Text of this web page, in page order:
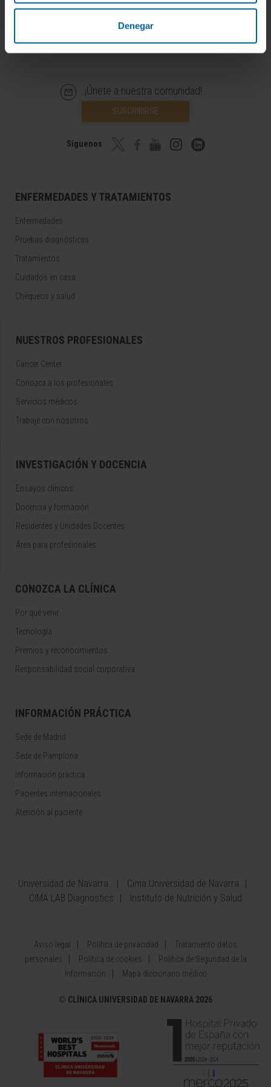
Denegar
© Clínica Universidad de Navarra 2026
¡Únete a nuestra comunidad!
SUSCRIBIRSE
Síguenos
ENFERMEDADES Y TRATAMIENTOS
Enfermedades
Pruebas diagnósticas
Tratamientos
Cuidados en casa
Chequeos y salud
NUESTROS PROFESIONALES
Cancer Center
Conozca a los profesionales
Servicios médicos
Trabaje con nosotros
INVESTIGACIÓN Y DOCENCIA
Ensayos clínicos
Docencia y formación
Residentes y Unidades Docentes
Área para profesionales
CONOZCA LA CLÍNICA
Por qué venir
Tecnología
Premios y reconocimientos
Responsabilidad social corporativa
INFORMACIÓN PRÁCTICA
Sede de Madrid
Sede de Pamplona
Información práctica
Pacientes internacionales
Atención al paciente
Universidad de Navarra
Cima Universidad de Navarra
CIMA LAB Diagnostics
Instituto de Nutrición y Salud
Aviso legal Política de privacidad
Tratamiento datos
personales
Política de cookies
Política de Seguridad de la
Información
Mapa diccionario médico
© CLÍNICA UNIVERSIDAD DE NAVARRA 2026